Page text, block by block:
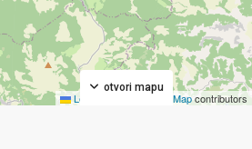
Leaflet OpenStreetMapcontributors
otvori mapu